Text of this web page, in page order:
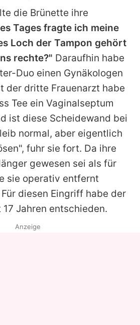
die Brünette ihre
Tages fragte ich meine
Loch der Tampon gehört
rechte?" Daraufhin habe
Duo einen Gynäkologen
der dritte Frauenarzt habe
Tee ein Vaginalseptum
ist diese Scheidewand bei
normal, aber eigentlich
fuhr sie fort. Da ihre
gewesen sei als für
sie operativ entfernt
diesen Eingriff habe der
Jahren entschieden.
Anzeige